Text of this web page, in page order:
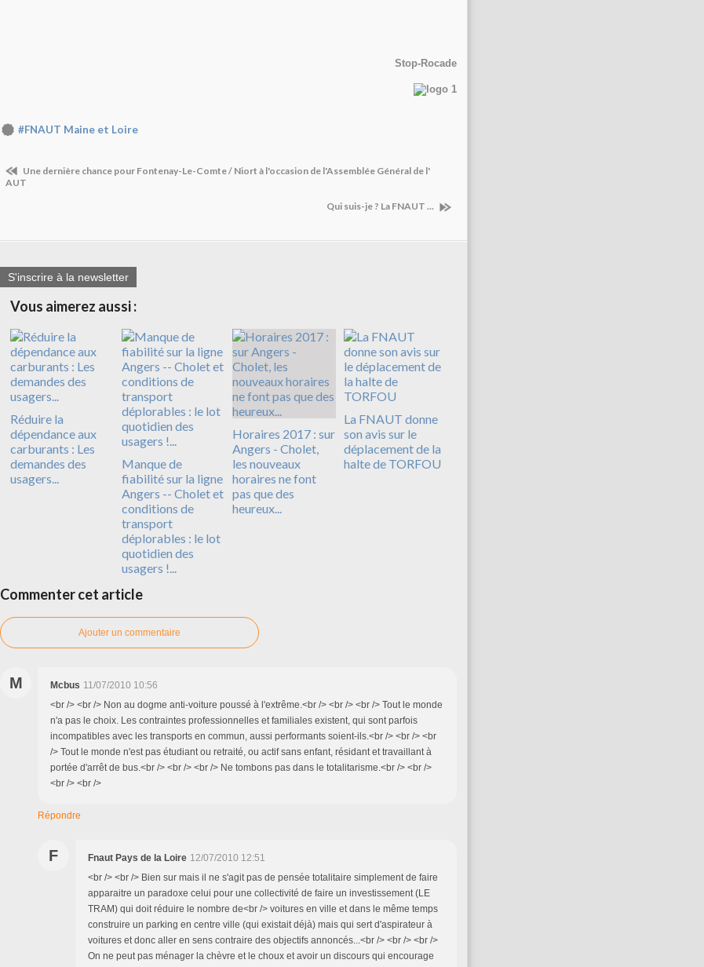
Stop-Rocade
#FNAUT Maine et Loire
Une dernière chance pour Fontenay-Le-Comte / Niort à l'occasion de l'Assemblée Général de l'
AUT
Qui suis-je ? La FNAUT ...
S'inscrire à la newsletter
Vous aimerez aussi :
Réduire la
dépendance aux
carburants : Les
demandes des
usagers...
Manque de
fiabilité sur la ligne
Angers -- Cholet et
conditions de
transport
déplorables : le lot
quotidien des
usagers !...
Horaires 2017 : sur
Angers - Cholet,
les nouveaux
horaires ne font
pas que des
heureux...
La FNAUT donne
son avis sur le
déplacement de la
halte de TORFOU
Commenter cet article
Ajouter un commentaire
M Mcbus 11/07/2010 10:56
<br /> <br /> Non au dogme anti-voiture poussé à l'extrême.<br /> <br /> <br /> Tout le monde
n'a pas le choix. Les contraintes professionnelles et familiales existent, qui sont parfois
incompatibles avec les transports en commun, aussi performants soient-ils.<br /> <br /> <br
/> Tout le monde n'est pas étudiant ou retraité, ou actif sans enfant, résidant et travaillant à
portée d'arrêt de bus.<br /> <br /> <br /> Ne tombons pas dans le totalitarisme.<br /> <br />
<br /> <br />
Répondre
F Fnaut Pays de la Loire 12/07/2010 12:51
<br /> <br /> Bien sur mais il ne s'agit pas de pensée totalitaire simplement de faire
apparaitre un paradoxe celui pour une collectivité de faire un investissement (LE
TRAM) qui doit réduire le nombre de<br /> voitures en ville et dans le même temps
construire un parking en centre ville (qui existait déjà) mais qui sert d'aspirateur à
voitures et donc aller en sens contraire des objectifs annoncés...<br /> <br /> <br />
On ne peut pas ménager la chèvre et le choux et avoir un discours qui encourage